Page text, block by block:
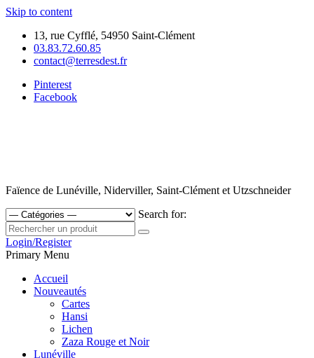
Skip to content
13, rue Cyfflé, 54950 Saint-Clément
03.83.72.60.85
contact@terresdest.fr
Pinterest
Facebook
Faïence de Lunéville, Niderviller, Saint-Clément et Utzschneider
Search for:
Login/Register
Primary Menu
Accueil
Nouveautés
Cartes
Hansi
Lichen
Zaza Rouge et Noir
Lunéville